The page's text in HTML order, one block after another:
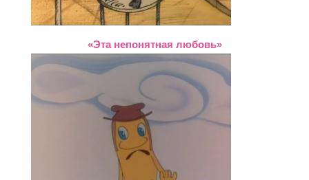
«Эта непонятная любовь»